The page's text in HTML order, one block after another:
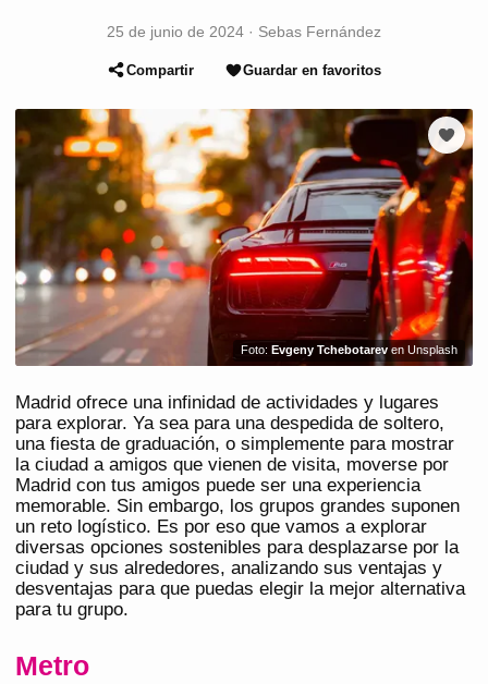
25 de junio de 2024 · Sebas Fernández
Compartir Guardar en favoritos
Foto: Evgeny Tchebotarev en Unsplash
Madrid ofrece una infinidad de actividades y lugares
para explorar. Ya sea para una despedida de soltero,
una fiesta de graduación, o simplemente para mostrar
la ciudad a amigos que vienen de visita, moverse por
Madrid con tus amigos puede ser una experiencia
memorable. Sin embargo, los grupos grandes suponen
un reto logístico. Es por eso que vamos a explorar
diversas opciones sostenibles para desplazarse por la
ciudad y sus alrededores, analizando sus ventajas y
desventajas para que puedas elegir la mejor alternativa
para tu grupo.
Metro